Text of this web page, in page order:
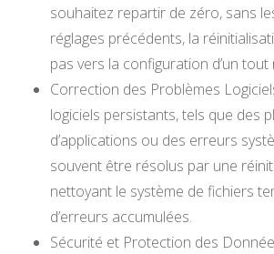
souhaitez repartir de zéro, sans
réglages précédents, la
pas vers la configuration d’un tout
Correction des Problèmes
logiciels persistants, tels que des
d’applications ou des erreurs
souvent être résolus par une
nettoyant le système de fichiers
d’erreurs accumulées.
Sécurité et Protection des